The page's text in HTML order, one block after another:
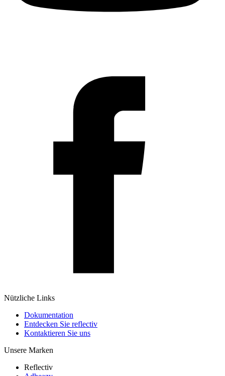
Nützliche Links
Dokumentation
Entdecken Sie reflectiv
Kontaktieren Sie uns
Unsere Marken
Reflectiv